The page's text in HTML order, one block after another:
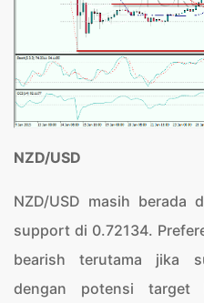
NZD/USD
NZD/USD masih berada
support di 0.72134.
bearish terutama jika
dengan potensi target